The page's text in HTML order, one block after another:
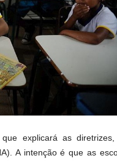
explicará as
A intenção é que as